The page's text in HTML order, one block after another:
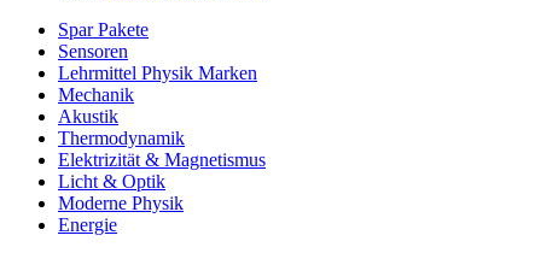
Spar Pakete
Sensoren
Lehrmittel Physik Marken
Mechanik
Akustik
Thermodynamik
Elektrizität & Magnetismus
Licht & Optik
Moderne Physik
Energie